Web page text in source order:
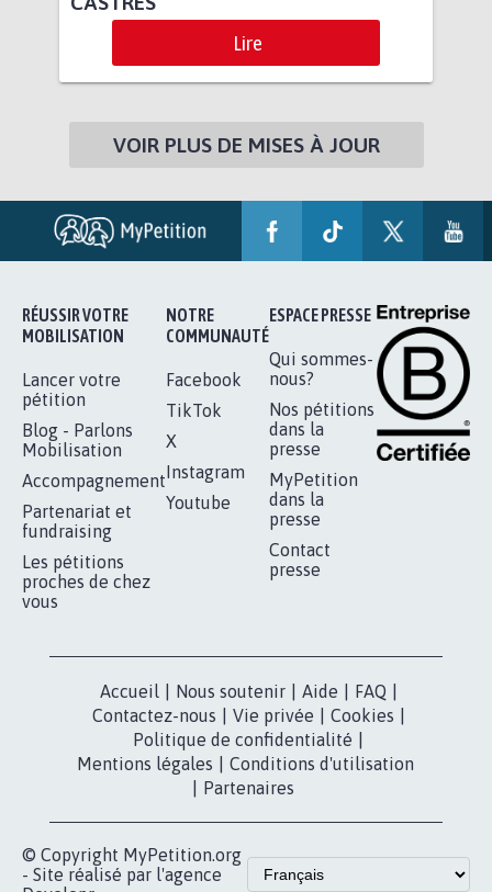
Lire
VOIR PLUS DE MISES À JOUR
RÉUSSIR VOTRE
MOBILISATION
Lancer votre
pétition
Blog - Parlons
Mobilisation
Accompagnement
Partenariat et
fundraising
Les pétitions
proches de chez
vous
NOTRE
COMMUNAUTÉ
Facebook
TikTok
X
Instagram
Youtube
ESPACE PRESSE
Qui sommes-
nous?
Nos pétitions
dans la
presse
MyPetition
dans la
presse
Contact
presse
Accueil Nous soutenir Aide FAQ
Contactez-nous
Vie privée Cookies
Politique de confidentialité
Mentions légales
Conditions d'utilisation
Partenaires
© Copyright MyPetition.org
- Site réalisé par l'agence